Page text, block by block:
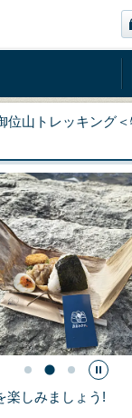
位山トレッキング
楽しみましょう!